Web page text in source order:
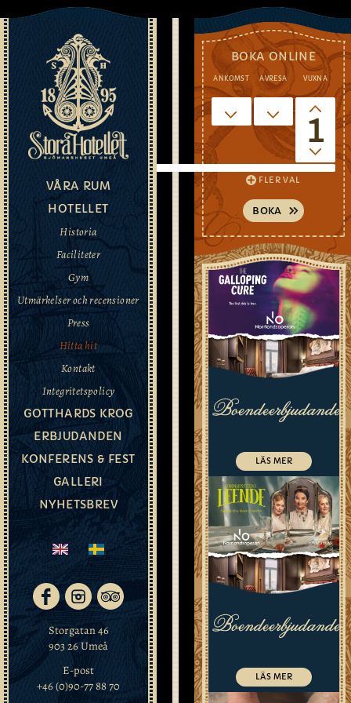
VÅRA RUM
HOTELLET
Historia
Faciliteter
Gym
Utmärkelser och recensioner
Press
Hitta hit
Kontakt
Integritetspolicy
GOTTHARDS KROG
ERBJUDANDEN
KONFERENS & FEST
GALLERI
NYHETSBREV
Storgatan 46
903 26 Umeå
E-post
+46 (0)90-77 88 70
HITTA
HIT
Stora
hotellet
Umeå
beläget
kärnan
centrum,
vid
vackra
Umeälv.
Från
flygplatsen:
Taxi,
ca
10
min
till
hotellet,
pris
175-
220kr.
min
BOKA ONLINE
ANKOMST AVRESA VUXNA
1
FLER VAL
Boendeerbjudande
LÄS MER
Boendeerbjudande
LÄS MER